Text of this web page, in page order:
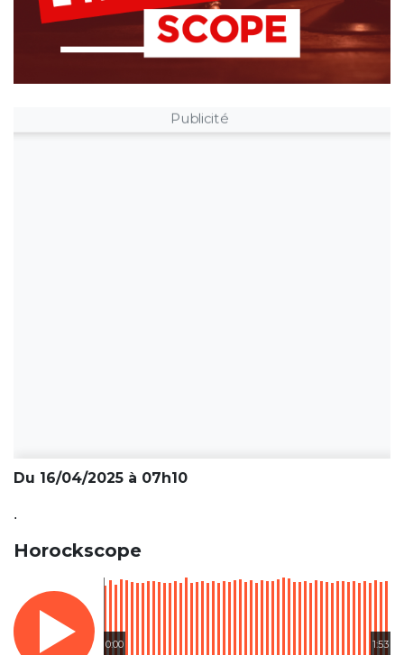
Publicité
Du 16/04/2025 à 07h10
.
Horockscope
0:00 1:53